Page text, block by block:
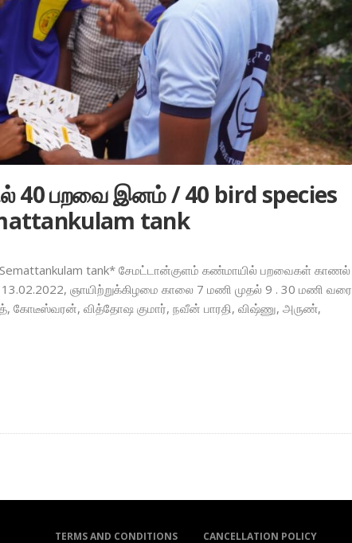
40 பறவை இனம் / 40 bird species
tank
tank* சேமட்டான்குளம் கண்மாயில் பறவைகள் காணல்
ஞாயிற்றுக்கிழமை காலை 7 மணி முதல் 9 . 30 மணி வரை
கோடீஸ்வரன், வித்தோஷ குமார், நவீன் பாரதி, விஷ்ணு, அருண்,
TERMS AND CONDITIONS CANCELLATION POLICY